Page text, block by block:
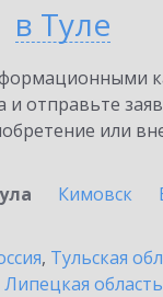
в Туле
отправьте
или
Кимовск
, Тульская
Липецкая область